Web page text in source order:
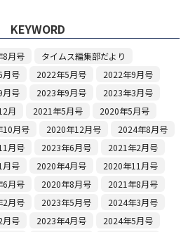
KEYWORD
8月号
タイムス編集部だより
月号 2022年5月号
2022年9月号
月号 2023年9月号
2023年3月号
月 2021年5月号
2020年5月号
10月号 2020年12月号
2024年8月号
月号 2023年6月号
2021年2月号
月号 2020年4月号
2020年11月号
6月号 2020年8月号
2021年8月号
2月号 2023年5月号
2024年3月号
月号 2023年4月号
2024年5月号